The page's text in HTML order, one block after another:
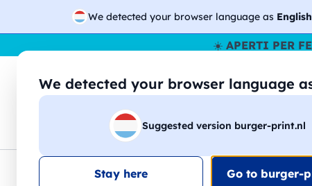
We detected your browser language as English
We detected your browser language
Suggested version burger-print.nl
Stay here Go to burger-
☀️ APERTI PER
🔎
Magliette Felpe Uomo Donna
Consegna gratis Sconti quantitàAssistenza